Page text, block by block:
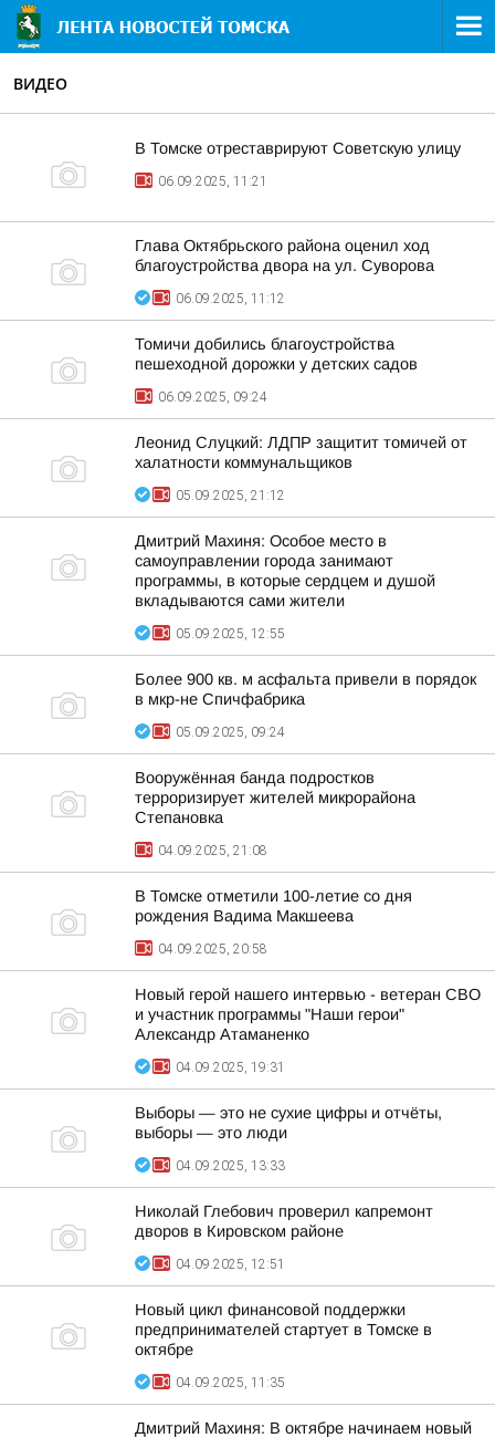
ВИДЕО
В Томске отреставрируют Советскую улицу
06.09.2025, 11:21
Глава Октябрьского района оценил ход
благоустройства двора на ул. Суворова
06.09.2025, 11:12
Томичи добились благоустройства
пешеходной дорожки у детских садов
06.09.2025, 09:24
Леонид Слуцкий: ЛДПР защитит томичей от
халатности коммунальщиков
05.09.2025, 21:12
Дмитрий Махиня: Особое место в
самоуправлении города занимают
программы, в которые сердцем и душой
вкладываются сами жители
05.09.2025, 12:55
Более 900 кв. м асфальта привели в порядок
в мкр-не Спичфабрика
05.09.2025, 09:24
Вооружённая банда подростков
терроризирует жителей микрорайона
Степановка
04.09.2025, 21:08
В Томске отметили 100-летие со дня
рождения Вадима Макшеева
04.09.2025, 20:58
Новый герой нашего интервью - ветеран СВО
и участник программы "Наши герои"
Александр Атаманенко
04.09.2025, 19:31
Выборы — это не сухие цифры и отчёты,
выборы — это люди
04.09.2025, 13:33
Николай Глебович проверил капремонт
дворов в Кировском районе
04.09.2025, 12:51
Новый цикл финансовой поддержки
предпринимателей стартует в Томске в
октябре
04.09.2025, 11:35
Дмитрий Махиня: В октябре начинаем новый